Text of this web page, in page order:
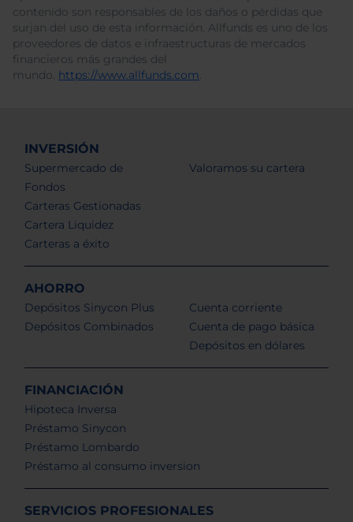
contenido son responsables de los daños o pérdidas que
surjan del uso de esta información. Allfunds es uno de los
proveedores de datos e infraestructuras de mercados
financieros más grandes del
mundo. https://www.allfunds.com.
INVERSIÓN
Supermercado de
Fondos
Carteras Gestionadas
Cartera Liquidez
Carteras a éxito
Valoramos su cartera
AHORRO
Depósitos Sinycon Plus
Depósitos Combinados
Cuenta corriente
Cuenta de pago básica
Depósitos en dólares
FINANCIACIÓN
Hipoteca Inversa
Préstamo Sinycon
Préstamo Lombardo
Préstamo al consumo inversion
SERVICIOS PROFESIONALES